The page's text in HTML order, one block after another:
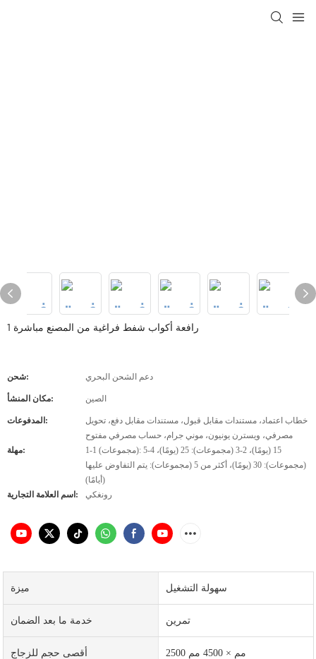
رافعة أكواب شفط فراغية من المصنع مباشرة 1
شحن: دعم الشحن البحري
مكان المنشأ: الصين
المدفوعات:
خطاب اعتماد، مستندات مقابل قبول، مستندات مقابل دفع، تحويل
مصرفي، ويسترن يونيون، موني جرام، حساب مصرفي مفتوح
مهلة:
1-1 (مجموعات): 15 (يومًا)، 2-3 (مجموعات): 25 (يومًا)، 4-5
(مجموعات): 30 (يومًا)، أكثر من 5 (مجموعات): يتم التفاوض عليها
(أيامًا)
اسم العلامة التجارية:
رونغكي
ميزة سهولة التشغيل
خدمة ما بعد الضمان تمرين
أقصى حجم للزجاج 2500 مم × 4500 مم